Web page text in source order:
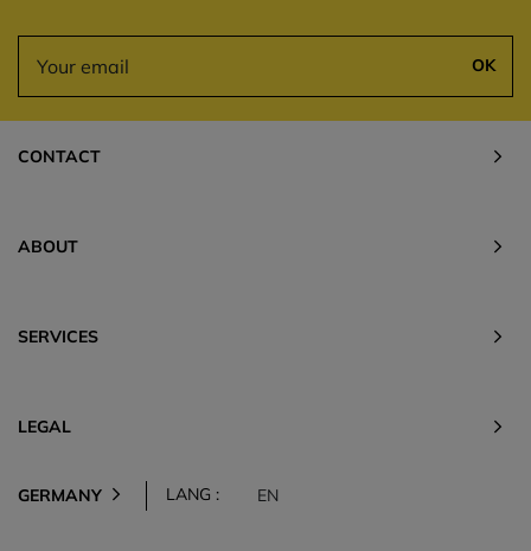
OK
CONTACT
ABOUT
SERVICES
LEGAL
GERMANY LANG : EN